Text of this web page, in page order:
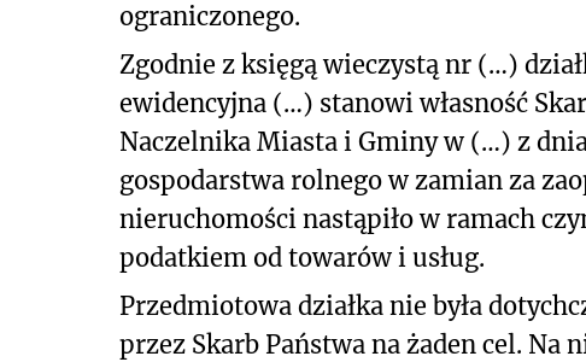
ograniczonego.
Zgodnie z księgą wieczystą nr (…)
ewidencyjna (…) stanowi własność
Naczelnika Miasta i Gminy w (…) z
gospodarstwa rolnego w zamian za
nieruchomości nastąpiło w ramach
podatkiem od towarów i usług.
Przedmiotowa działka nie była
przez Skarb Państwa na żaden cel. Na